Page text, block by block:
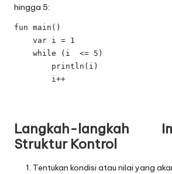
hingga 5:
fun main()
    var i = 1
    while (i  <= 5)
        println(i)
        i++
Langkah-langkah
Struktur Kontrol
Tentukan kondisi atau nilai yang